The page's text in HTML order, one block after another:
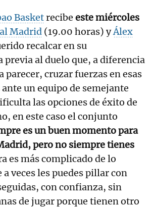
Basketrecibe este miércoles
Madrid (19.00 horas) yÁlex
recalcar en su
previa al duelo que, a diferencia
parecer, cruzar fuerzas en esas
un equipo de semejante
las opciones de éxito de
en este caso el conjunto
es un buen momento para
pero no siempre tienes
es más complicado de lo
veces les puedes pillar con
con confianza, sin
de jugar porque tienen otro